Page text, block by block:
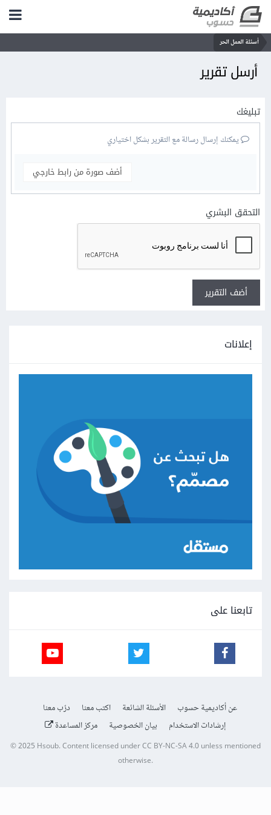
أسئلة العمل الحر
أرسل تقرير
تبليغك
يمكنك إرسال رسالة مع التقرير بشكل اختياري
أضف صورة من رابط خارجي
التحقق البشري
أضف التقرير
إعلانات
تابعنا على
عن أكاديمية حسوب الأسئلة الشائعة اكتب معنا
درّب معنا
إرشادات الاستخدام
بيان الخصوصية مركز المساعدة
© 2025 Hsoub.Content licensed underCC BY-NC-SA 4.0unless mentioned
otherwise.